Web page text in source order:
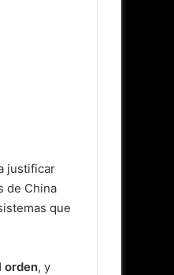
justificar
de China
que
orden, y